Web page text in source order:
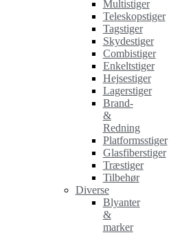
Multistiger
Teleskopstiger
Tagstiger
Skydestiger
Combistiger
Enkeltstiger
Hejsestiger
Lagerstiger
Brand-
&
Redning
Platformsstiger
Glasfiberstiger
Træstiger
Tilbehør
Diverse
Blyanter
&
marker